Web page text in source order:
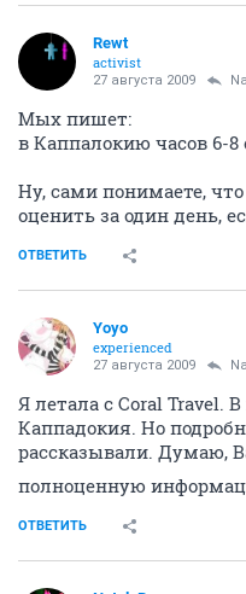
Rewt
activist
27 августа 2009
Мых пишет:
в Каппалокию часов 6-8
Ну, сами понимаете,
оценить за один день,
ОТВЕТИТЬ
Yoyo
experienced
27 августа 2009
Я летала с Coral Travel.
Каппадокия. Но
рассказывали. Думаю,
полноценную
ОТВЕТИТЬ